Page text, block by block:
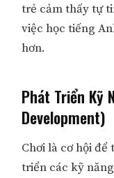
trẻ cảm thấy tự
việc học tiếng
hơn.
Phát Triển Kỹ
Development)
Chơi là cơ hội
triển các kỹ